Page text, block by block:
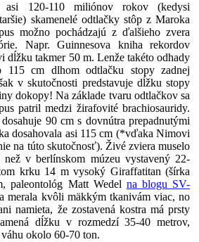
asi 120-110 miliónov rokov (kedysi
skamenelé odtlačky stôp z Maroka
možno pochádzajú z ďalšieho zvera
Napr. Guinnesova kniha rekordov
dĺžku takmer 50 m. Lenže takéto odhady
115 cm dlhom odtlačku stopy zadnej
v skutočnosti predstavuje dĺžku stopy
dokopy! Na základe tvaru odtlačkov sa
patril medzi žirafovité brachiosauridy.
90 cm s dovnútra prepadnutými
dosahovala asi 115 cm (*vďaka Nimovi
na túto skutočnosť). Živé zviera muselo
v berlínskom múzeu vystavený 22-
krku 14 m vysoký Giraffatitan (šírka
paleontológ Matt Wedel na blogu SV-
merala kvôli mäkkým tkanivám viac, no
namieta, že zostavená kostra má prsty
dĺžku v rozmedzí 35-40 metrov,
okolo 60-70 ton.